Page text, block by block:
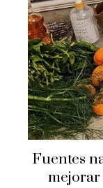
Fuentes